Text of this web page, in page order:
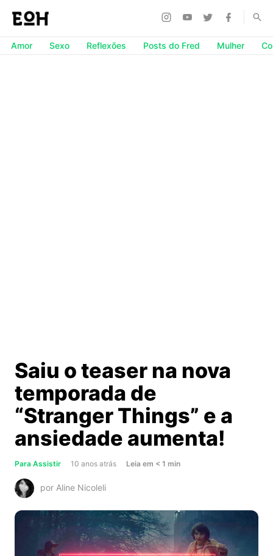
Amor Sexo Reflexões Posts do Fred Mulher
Saiu o teaser na nova
temporada de
“Stranger Things” e a
ansiedade aumenta!
Para Assistir 10 anos atrás Leia about
na
nova
temporada
em < 1 min
por Aline Nicoleli